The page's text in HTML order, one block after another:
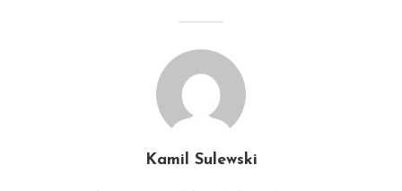
Kamil Sulewski